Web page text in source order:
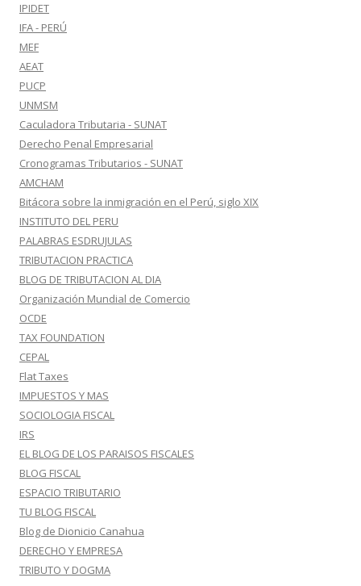
IPIDET
IFA - PERÚ
MEF
AEAT
PUCP
UNMSM
Caculadora Tributaria - SUNAT
Derecho Penal Empresarial
Cronogramas Tributarios - SUNAT
AMCHAM
Bitácora sobre la inmigración en el Perú, siglo XIX
INSTITUTO DEL PERU
PALABRAS ESDRUJULAS
TRIBUTACION PRACTICA
BLOG DE TRIBUTACION AL DIA
Organización Mundial de Comercio
OCDE
TAX FOUNDATION
CEPAL
Flat Taxes
IMPUESTOS Y MAS
SOCIOLOGIA FISCAL
IRS
EL BLOG DE LOS PARAISOS FISCALES
BLOG FISCAL
ESPACIO TRIBUTARIO
TU BLOG FISCAL
Blog de Dionicio Canahua
DERECHO Y EMPRESA
TRIBUTO Y DOGMA